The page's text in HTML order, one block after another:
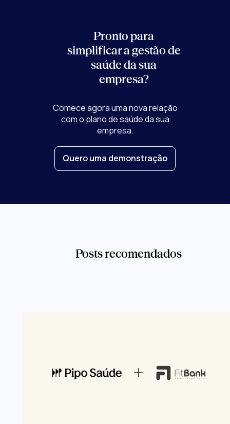
Pronto para
simplificar a gestão de
saúdeda sua
empresa?
Comece agora uma nova relação
com o plano de saúde da sua
empresa.
Quero uma demonstração
Posts recomendados